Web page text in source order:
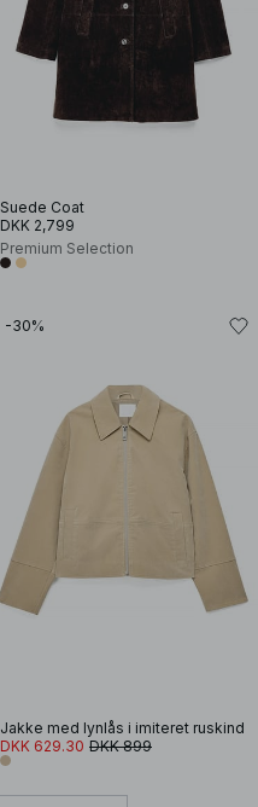
Suede Coat
DKK 2,799
Premium Selection
-30%
Jakke med lynlås i imiteret ruskind
DKK 629.30 DKK 899